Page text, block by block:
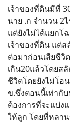
เจ้าของที่ดินมีที่
นาย .ก จำนวน 2
แต่ยังไม่ได้แยกโ
เจ้าของที่ดิน แต่
ต่อมาก่อนเสียชีวิ
เกิน20แล้วโดยส
ชีวิตโดยยังไม่โอ
ข.ซึ่งตอนนี้เท่ากั
ต้องการที่จะแบ่ง
ให้ลูก โดยที่หลา